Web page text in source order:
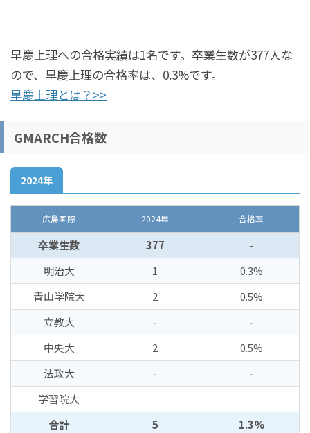
早慶上理への合格実績は1名です。卒業生数が377人な
ので、早慶上理の合格率は、0.3%です。
早慶上理とは？>>
GMARCH合格数
2024年
広島国際 2024年 合格率
卒業生数 377
-
明治大
1
0.3%
青山学院大
2
0.5%
立教大
-
-
中央大
2
0.5%
法政大
-
-
学習院大
-
-
合計
5 1.3%